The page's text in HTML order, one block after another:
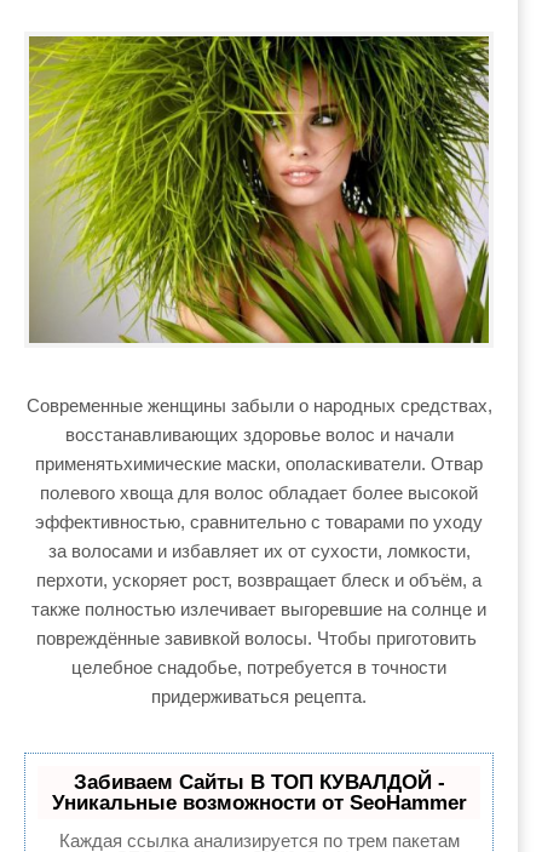
Современные женщины забыли о народных средствах,
восстанавливающих здоровье волос и начали
применятьхимические маски, ополаскиватели. Отвар
полевого хвоща для волос обладает более высокой
эффективностью, сравнительно с товарами по уходу
за волосами и избавляет их от сухости, ломкости,
перхоти, ускоряет рост, возвращает блеск и объём, а
также полностью излечивает выгоревшие на солнце и
повреждённые завивкой волосы. Чтобы приготовить
целебное снадобье, потребуется в точности
придерживаться рецепта.
Забиваем Сайты В ТОП КУВАЛДОЙ -
Уникальные возможности от SeoHammer
Каждая ссылка анализируется по трем пакетам